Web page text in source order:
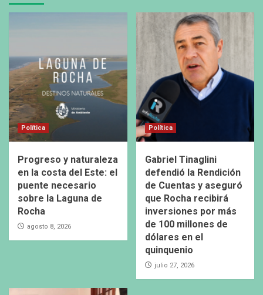
Política
Progreso y naturaleza
en la costa del Este: el
puente necesario
sobre la Laguna de
Rocha
agosto 8, 2026
Política
Gabriel Tinaglini
defendió la Rendición
de Cuentas y aseguró
que Rocha recibirá
inversiones por más
de 100 millones de
dólares en el
quinquenio
julio 27, 2026